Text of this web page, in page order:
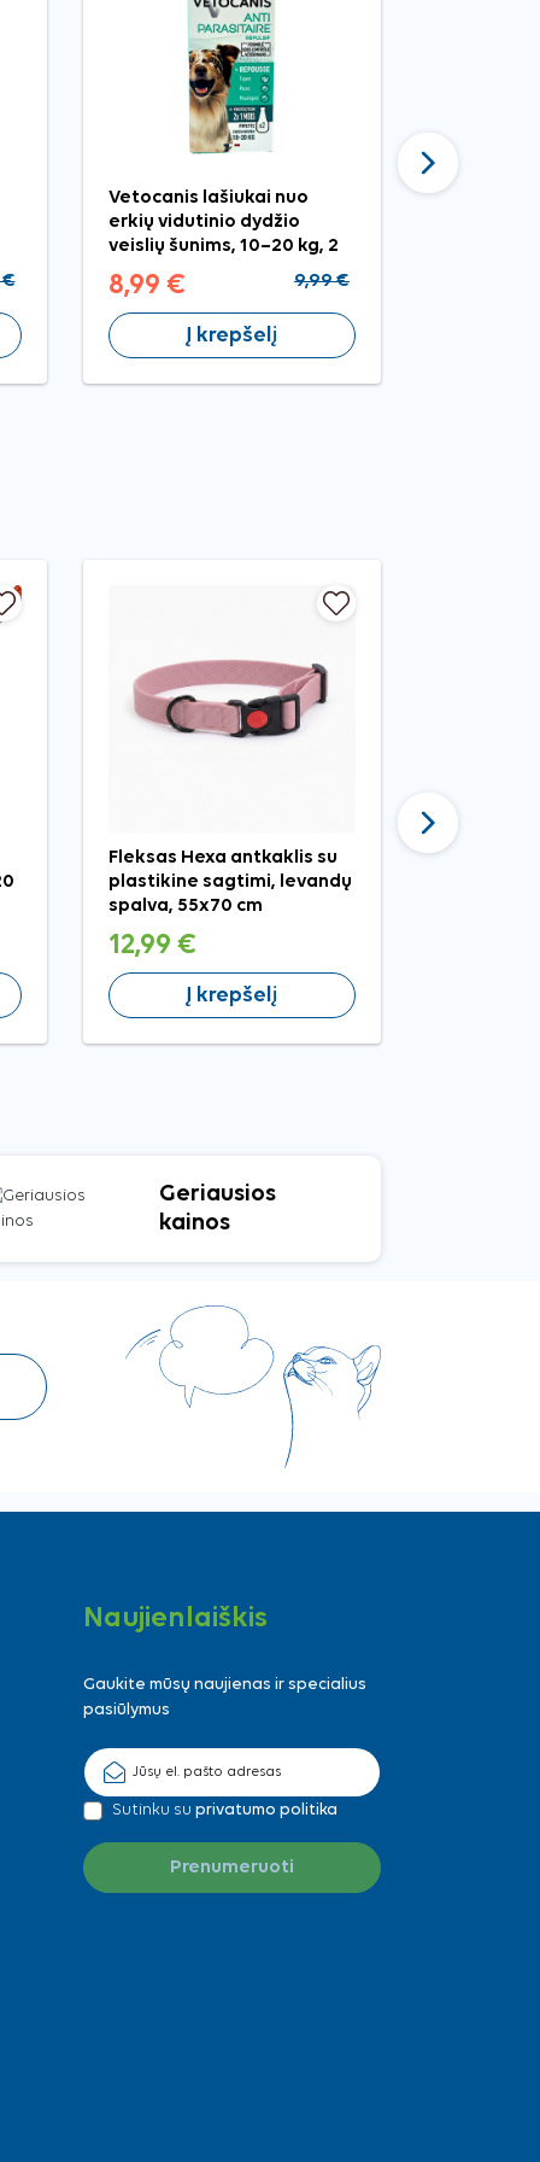
€
Vetocanis lašiukai nuo
erkių vidutinio dydžio
veislių šunims, 10–20 kg, 2
pip.
8,99 € 9,99 €
Į krepšelį
Tęsti
Fleksas Hexa antkaklis su
plastikine sagtimi, levandų
spalva, 55x70 cm
12,99 €
Į krepšelį
Geriausios
kainos
Naujienlaiškis
Gaukite mūsų naujienas ir specialius
pasiūlymus
Sutinku su privatumo politika